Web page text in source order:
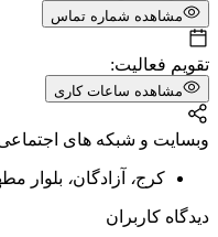
مشاهده شماره تماس
تقویم فعالیت:
مشاهده ساعات کاری
وبسایت و شبکه های
کرج، آزادگان، بلوار
دیدگاه کاربران